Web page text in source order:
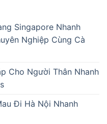
Singapore Nhanh
Nghiệp Cùng Cà
Cho Người Thân Nhanh
Đi Hà Nội Nhanh